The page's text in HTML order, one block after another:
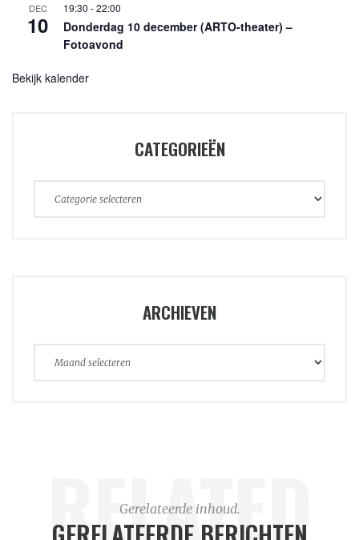
DEC
10
19:30 -22:00
Donderdag 10 december (ARTO-theater) –
Fotoavond
Bekijk kalender
CATEGORIEËN
Categorieën
ARCHIEVEN
Archieven
RELATED
Gerelateerde inhoud.